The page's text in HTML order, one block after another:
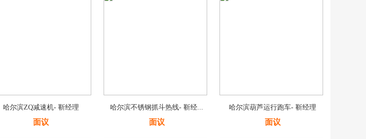
哈尔滨ZQ减速机- 靳经理
面议
哈尔滨不锈钢抓斗热线- 靳经...
面议
哈尔滨葫芦运行跑车- 靳经理
面议